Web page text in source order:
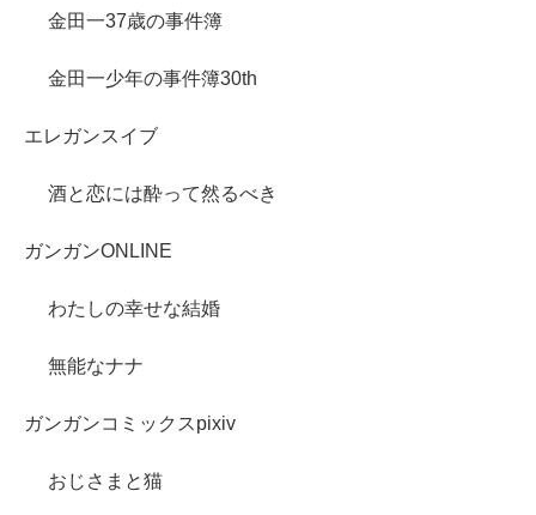
金田一37歳の事件簿
金田一少年の事件簿30th
エレガンスイブ
酒と恋には酔って然るべき
ガンガンONLINE
わたしの幸せな結婚
無能なナナ
ガンガンコミックスpixiv
おじさまと猫